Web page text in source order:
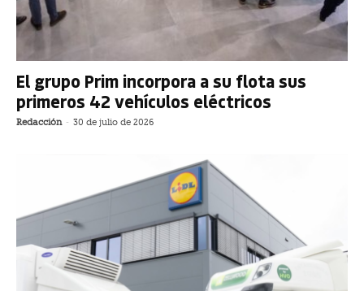
El grupo Prim incorpora a su flota sus
primeros 42 vehículos eléctricos
Redacción - 30 de julio de 2026